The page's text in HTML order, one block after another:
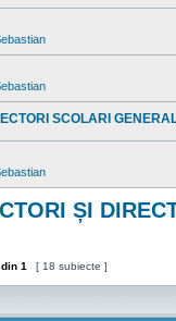
SCOLARI
ȘI
nou
din 1 [ 18 subiecte ]